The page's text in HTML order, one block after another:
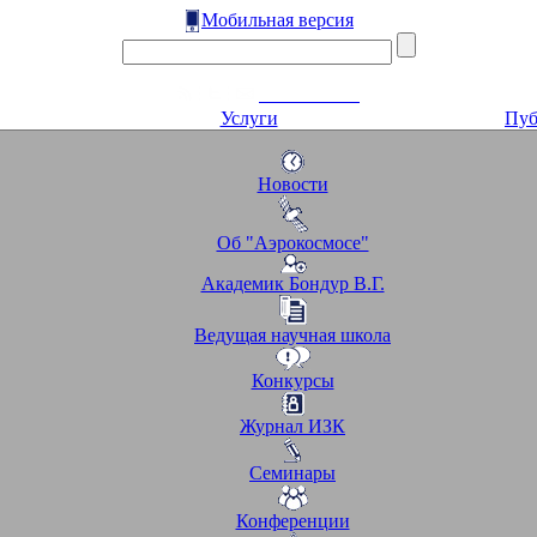
Мобильная версия
Услуги
Новости
Об "Аэрокосмосе"
Академик Бондур В.Г.
Ведущая научная школа
Конкурсы
Журнал ИЗК
Семинары
Конференции